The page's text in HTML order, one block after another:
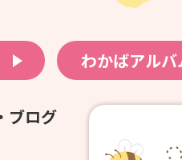
わかばアルバ
ブログ